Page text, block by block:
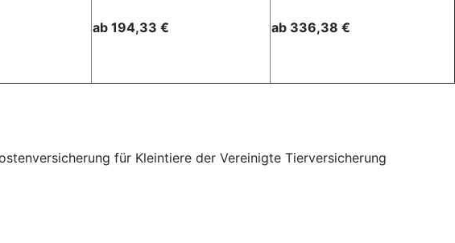
ab 194,33 € ab 336,38 €
für Kleintiere der Vereinigte Tierversicherung